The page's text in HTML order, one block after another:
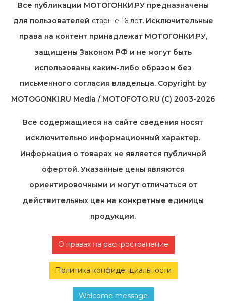
Все публикации МОТОГОНКИ.РУ предназначены
для пользователей старше 16 лет. Исключительные
права на контент принадлежат МОТОГОНКИ.РУ,
защищены Законом РФ и не могут быть
использованы каким-либо образом без
письменного согласия владельца. Copyright by
MOTOGONKI.RU Media / MOTOFOTO.RU (C) 2003-2026
Все содержащиеся на cайте сведения носят
исключительно информационный характер.
Информация о товарах не является публичной
офертой. Указанные цены являются
ориентировочными и могут отличаться от
действительных цен на конкретные единицы
продукции.
О правах на распространение
Политика конфиденциальности
Welcome message